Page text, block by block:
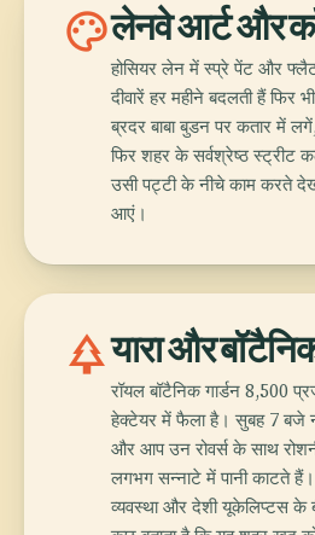
paletteलेनवे आर्ट और
होसियर लेन में स्प्रे पेंट और
दीवारें हर महीने बदलती हैं फिर
ब्रदर बाबा बुडन पर कतार में
फिर शहर के सर्वश्रेष्ठ स्ट्रीट
उसी पट्टी के नीचे काम करते
आएं।
parkयारा और
रॉयल बॉटैनिक गार्डन 8,500
हेक्टेयर में फैला है। सुबह 7 बजे
और आप उन रोवर्स के साथ
लगभग सन्नाटे में पानी काटते
व्यवस्था और देशी यूकेलिप्टस